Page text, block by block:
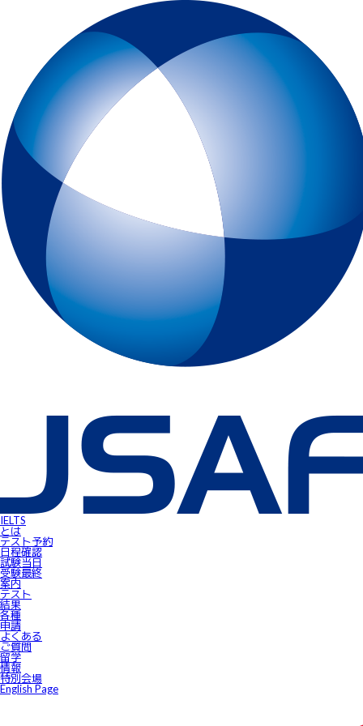
IELTS
とは
テスト予約
日程確認
試験当⽇
受験最終
案内
テスト
結果
各種
申請
よくある
ご質問
留学
情報
特別会場
English Page
トップページ
IELTSとは
初めてIELTSを受験する方
テスト予約
一般会場申込みページ
特別会場申込みページ
IELTS チャイルド・プロテクション・ポリシー（18歳未満の受験者
スピーキングテスト日時リクエスト
受験最終案内
各種申請
IELTSコンピューター版
IELTS One Skill Retake
キーボードと機能について
IELTSペーパー版
IELTS 練習問題（ペーパー版）
高校生の皆様へ
大学・高校・企業関係の方
JSAF-IELTS 団体受験（特別会場実施）およびIELTSセミナー
IELTS推進校
JSAF-IELTS Academic Partner
IELTSティーチャー・トレーニング・コース
英語担当教員向け IELTS受験料助成制度
IELTS受験者特典
FLOW ～スマートフォンで自由にSpeaking対策！～
gymglishオンラインコース
IELTS Prepare
IELTSスピーキングサンプル動画
無料IELTSオンラインコース
James⼩⾕のIELTS必勝攻略㊙講座
会員ページ
IELTS Masterclass Webinar
ワンポイント・アドバイス動画
IELTSサクセスストーリー
IELTSオンラインセミナー
Prepare for IELTS
Book Your Test
Apply for IELTS at Public Venue
Request Forms
IELTS高田馬場｜JSAF-IELTS公式テストセンター 東京（JP112）
IELTS東新宿｜JSAF-IELTS公式テストセンター 東京（JP112）
IELTS東梅田｜JSAF-IELTS公式テストセンター 大阪（JP112）